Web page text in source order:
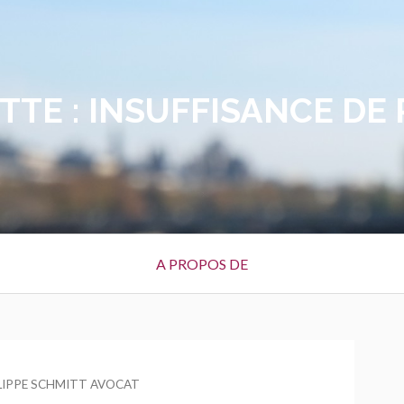
: INSUFFISANCE DE
A PROPOS DE
SCHMITT AVOCAT